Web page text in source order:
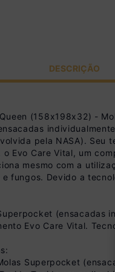
DESCRIÇÃO
(158x198x32) -
pela NASA). Seu
Evo Care Vital, um
mesmo com a
fungos. Devido a
(ensacadas
Evo Care Vital.
Superpocket